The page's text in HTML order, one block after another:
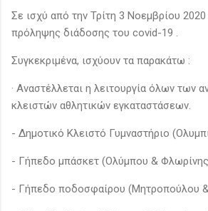
Σε ισχύ από την Τρίτη 3 Νοεμβρίου 2020
πρόληψης διάδοσης του covid-19 .
Συγκεκριμένα, ισχύουν τα παρακάτω :
· Αναστέλλεται η λειτουργία όλων των
κλειστών αθλητικών εγκαταστάσεων.
- Δημοτικό Κλειστό Γυμναστήριο
- Γήπεδο μπάσκετ (Ολύμπου &
- Γήπεδο ποδοσφαίρου (Μητροπούλου &